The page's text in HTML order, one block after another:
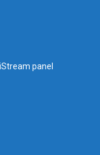
panel